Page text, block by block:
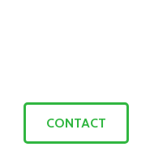
CONTACT